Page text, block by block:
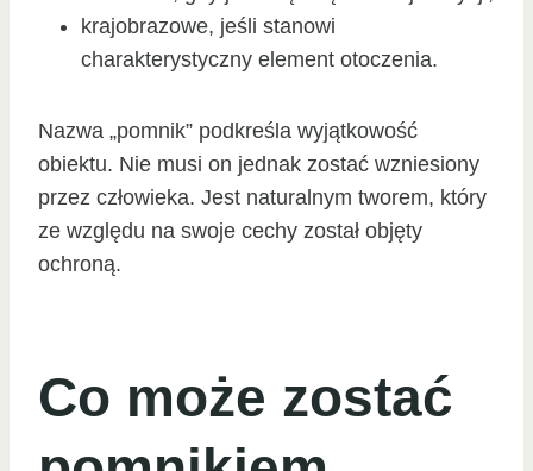
krajobrazowe, jeśli stanowi
charakterystyczny element otoczenia.
Nazwa „pomnik” podkreśla wyjątkowość
obiektu. Nie musi on jednak zostać wzniesiony
przez człowieka. Jest naturalnym tworem, który
ze względu na swoje cechy został objęty
ochroną.
Co może zostać